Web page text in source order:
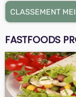
CLASSEMENT
FASTFOODS